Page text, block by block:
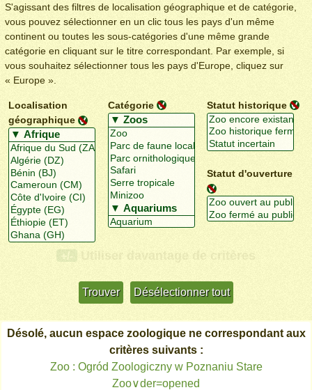
S'agissant des filtres de localisation géographique et de catégorie,
vous pouvez sélectionner en un clic tous les pays d'un même
continent ou toutes les sous-catégories d'une même grande
catégorie en cliquant sur le titre correspondant. Par exemple, si
vous souhaitez sélectionner tous les pays d'Europe, cliquez sur
« Europe ».
Localisation
géographique
Catégorie Statut historique
Statut d'ouverture
+/- Utiliser davantage de critères
Désolé, aucun espace zoologique ne correspondant aux
critères suivants :
Zoo : Ogród Zoologiczny w Poznaniu Stare
Zoo∨der=opened